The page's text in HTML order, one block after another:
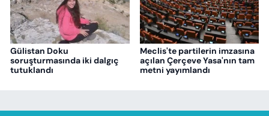
Gülistan Doku
soruşturmasında iki dalgıç
tutuklandı
Meclis'te partilerin imzasına
açılan Çerçeve Yasa'nın tam
metni yayımlandı